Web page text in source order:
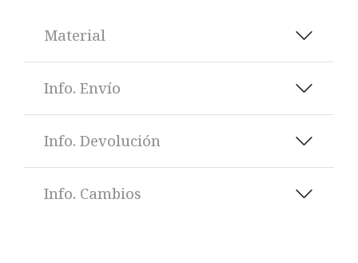
Material
Info. Envío
Info. Devolución
Info. Cambios